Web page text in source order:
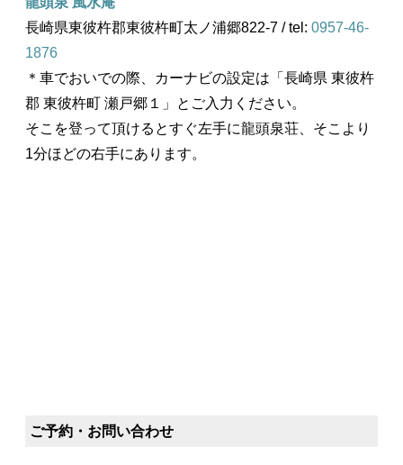
長崎県東彼杵郡東彼杵町太ノ浦郷822-7 / tel: 0957-46-
1876
＊車でおいでの際、カーナビの設定は「長崎県 東彼杵
郡 東彼杵町 瀬戸郷１」とご入力ください。
そこを登って頂けるとすぐ左手に龍頭泉荘、そこより
1分ほどの右手にあります。
ご予約・お問い合わせ